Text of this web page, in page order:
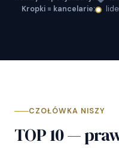
Kropki = kancelarie:
CZOŁÓWKA NISZY
TOP 10 —